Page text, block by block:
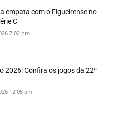
empata com o Figueirense no
C
7:02 pm
2026: Confira os jogos da 22ª
12:05 am